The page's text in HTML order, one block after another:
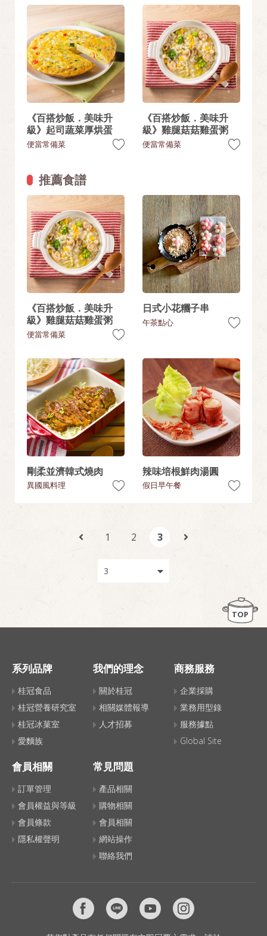
《百搭炒飯．美味升
級》起司蔬菜厚烘蛋
便當常備菜
《百搭炒飯．美味升
級》雞腿菇菇雞蛋粥
便當常備菜
推薦食譜
《百搭炒飯．美味升
級》雞腿菇菇雞蛋粥
便當常備菜
日式小花糰子串
午茶點心
剛柔並濟韓式燒肉
異國風料理
辣味培根鮮肉湯圓
假日早午餐
1 2 3
TOP
系列品牌
桂冠食品
桂冠營養研究室
桂冠冰菓室
愛麵族
我們的理念
關於桂冠
相關媒體報導
人才招募
商務服務
企業採購
業務用型錄
服務據點
Global Site
會員相關
訂單管理
會員權益與等級
會員條款
隱私權聲明
常見問題
產品相關
購物相關
會員相關
網站操作
聯絡我們